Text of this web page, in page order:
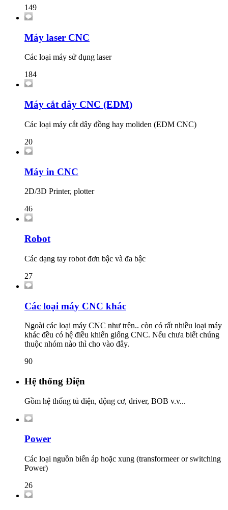
149
Máy laser CNC
Các loại máy sử dụng laser
184
Máy cắt dây CNC (EDM)
Các loại máy cắt dây đồng hay moliden (EDM CNC)
20
Máy in CNC
2D/3D Printer, plotter
46
Robot
Các dạng tay robot đơn bậc và đa bậc
27
Các loại máy CNC khác
Ngoài các loại máy CNC như trên.. còn có rất nhiều loại máy
khác đều có hệ điều khiển giống CNC. Nếu chưa biết chúng
thuộc nhóm nào thì cho vào đây.
90
Hệ thống Điện
Gồm hệ thống tủ điện, động cơ, driver, BOB v.v...
Power
Các loại nguồn biến áp hoặc xung (transformeer or switching
Power)
26